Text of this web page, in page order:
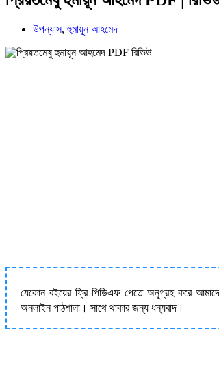
উপন্যাস,হুমায়ূন আহমেদ
যেকোন বইয়ের ফ্রি পিডিএফ পেতে অনুগ্রহ করে
অনলাইন পাঠশালা। সাথে থাকার জন্য ধন্যবাদ।